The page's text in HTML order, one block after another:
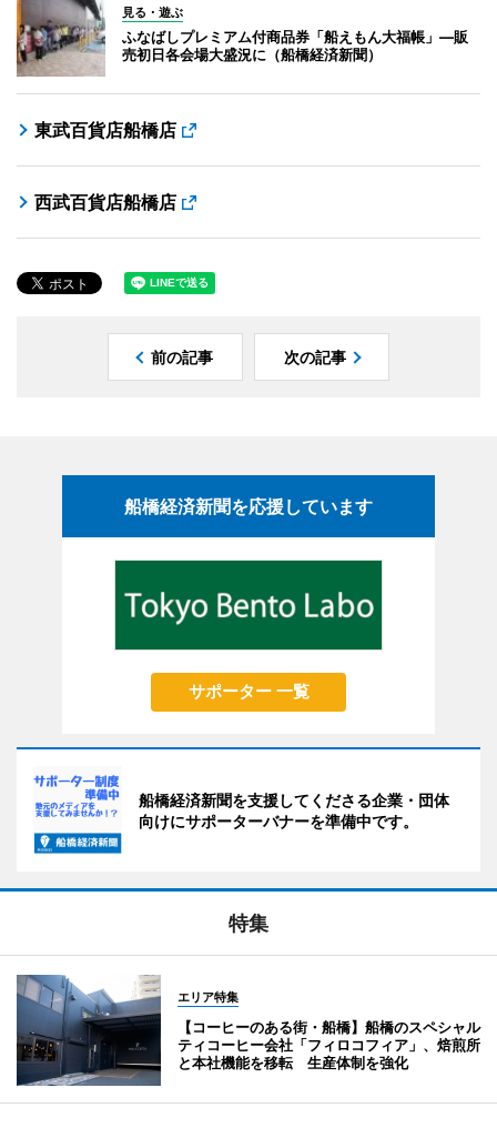
見る・遊ぶ
ふなばしプレミアム付商品券「船えもん大福帳」―販
売初日各会場大盛況に（船橋経済新聞）
東武百貨店船橋店
西武百貨店船橋店
前の記事 次の記事
船橋経済新聞を応援しています
サポーター 一覧
船橋経済新聞を支援してくださる企業・団体
向けにサポーターバナーを準備中です。
特集
エリア特集
【コーヒーのある街・船橋】船橋のスペシャル
ティコーヒー会社「フィロコフィア」、焙煎所
と本社機能を移転 生産体制を強化